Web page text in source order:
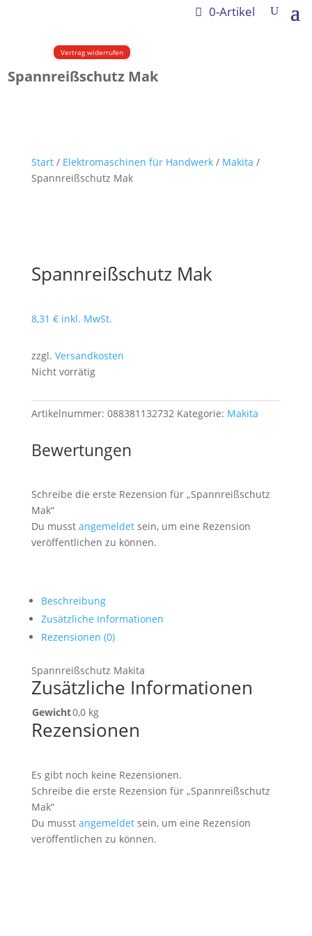
0-Artikel
Vertrag widerrufen
Spannreißschutz Mak
Start/ Elektromaschinen für Handwerk/ Makita /
Spannreißschutz Mak
Spannreißschutz Mak
8,31 € inkl. MwSt.
zzgl. Versandkosten
Nicht vorrätig
Artikelnummer: 088381132732 Kategorie: Makita
Bewertungen
Schreibe die erste Rezension für „Spannreißschutz
Mak“
Du musst angemeldetsein, um eine Rezension
veröffentlichen zu können.
Beschreibung
Zusätzliche Informationen
Rezensionen (0)
Spannreißschutz Makita
Zusätzliche Informationen
Gewicht0,0 kg
Rezensionen
Es gibt noch keine Rezensionen.
Schreibe die erste Rezension für „Spannreißschutz
Mak“
Du musst angemeldetsein, um eine Rezension
veröffentlichen zu können.